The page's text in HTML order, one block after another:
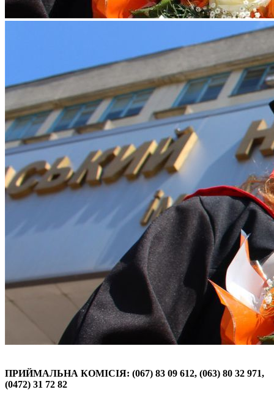
ПРИЙМАЛЬНА КОМІСІЯ: (067) 83 09 612, (063) 80 32 971,
(0472) 31 72 82